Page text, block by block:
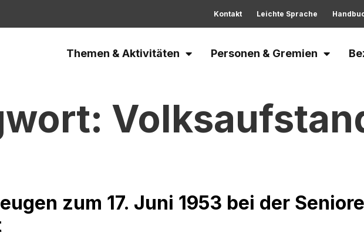
Kontakt Leichte Sprache
Themen & Aktivitäten Personen & Gremien
zum 17. Juni 1953 bei der